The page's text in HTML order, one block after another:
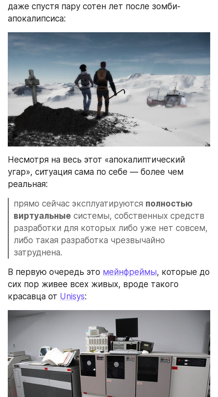
даже спустя пару сотен лет после зомби-
апокалипсиса:
Несмотря на весь этот «апокалиптический
угар», ситуация сама по себе — более чем
реальная:
прямо сейчас эксплуатируются полностью
виртуальные системы, собственных средств
разработки для которых либо уже нет совсем,
либо такая разработка чрезвычайно
затруднена.
В первую очередь это мейнфреймы, которые до
сих пор живее всех живых, вроде такого
красавца от Unisys: